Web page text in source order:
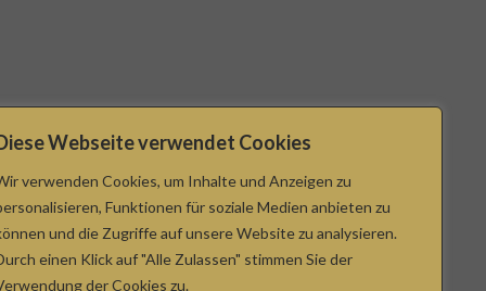
Webseite verwendet Cookies
verwenden Cookies, um Inhalte und Anzeigen zu
Funktionen für soziale Medien anbieten zu
und die Zugriffe auf unsere Website zu analysieren.
einen Klick auf "Alle Zulassen" stimmen Sie der
der Cookies zu.